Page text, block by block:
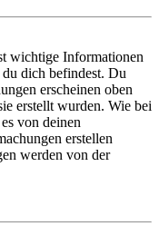
wichtige Informationen
dich befindest. Du
erscheinen oben
erstellt wurden. Wie bei
von deinen
erstellen
werden von der